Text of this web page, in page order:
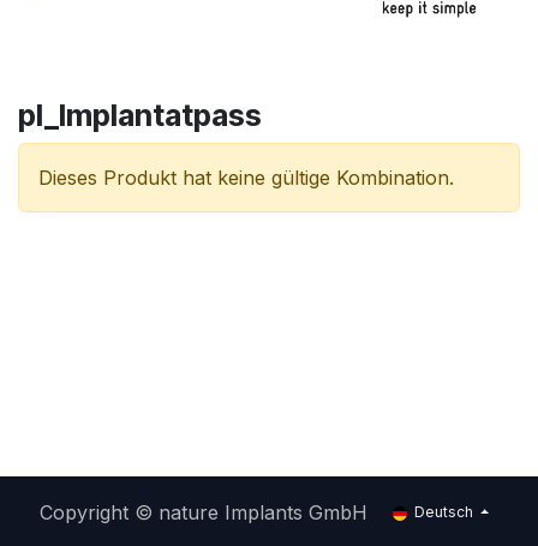
pl_Implantatpass
Dieses Produkt hat keine gültige Kombination.
Copyright © nature Implants GmbH Deutsch